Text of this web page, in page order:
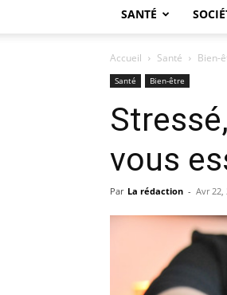
SANTÉ
Accueil Santé Bien-
Santé Bien-être
vous
Par La rédaction - Avr 22,